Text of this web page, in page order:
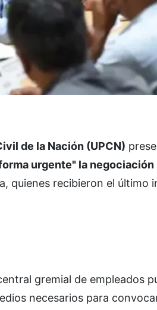
de la Nación (UPCN)
urgente" la
quienes recibieron el último
gremial de empleados
necesarios para